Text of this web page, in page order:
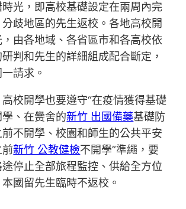
光，即高校基礎設定在兩周內完
歧地區的先生返校。各地高校開
由各地域、各省區市和各高校依
判和先生的詳細組成配合斷定，
請求。
校開學也要遵守“在疫情獲得基礎
、在黌舍的新竹 出國備藥基礎防
不開學、校園和師生的公共平安
前新竹 公教健檢不開學”準繩，要
停止全部旅程監控、供給全方位
國留先生臨時不返校。